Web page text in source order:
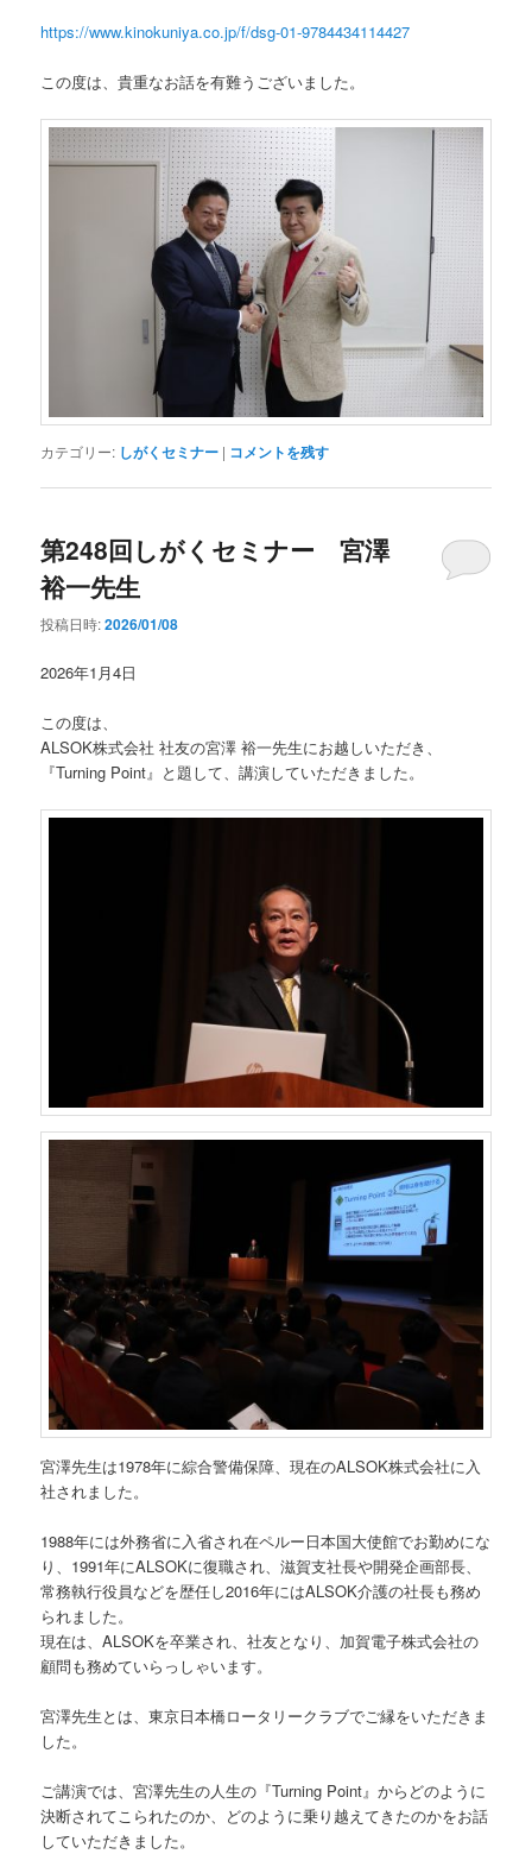
https://www.kinokuniya.co.jp/f/dsg-01-9784434114427
この度は、貴重なお話を有難うございました。
カテゴリー: しがくセミナー | コメントを残す
第248回しがくセミナー 宮澤
裕一先生
投稿日時:2026/01/08
2026年1月4日
この度は、
ALSOK株式会社 社友の宮澤 裕一先生にお越しいただき、
『Turning Point』と題して、講演していただきました。
宮澤先生は1978年に綜合警備保障、現在のALSOK株式会社に入
社されました。
1988年には外務省に入省され在ペルー日本国大使館でお勤めにな
り、1991年にALSOKに復職され、滋賀支社長や開発企画部長、
常務執行役員などを歴任し2016年にはALSOK介護の社長も務め
られました。
現在は、ALSOKを卒業され、社友となり、加賀電子株式会社の
顧問も務めていらっしゃいます。
宮澤先生とは、東京日本橋ロータリークラブでご縁をいただきま
した。
ご講演では、宮澤先生の人生の『Turning Point』からどのように
決断されてこられたのか、どのように乗り越えてきたのかをお話
していただきました。